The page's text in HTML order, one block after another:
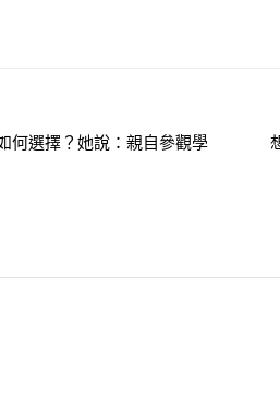
何選擇？她說：親自參觀學